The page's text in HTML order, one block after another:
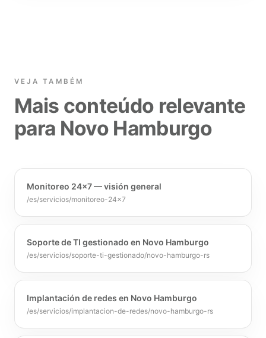
VEJA TAMBÉM
Mais conteúdo relevante
para Novo Hamburgo
Monitoreo 24x7 — visión general
/es/servicios/monitoreo-24x7
Soporte de TI gestionado en Novo Hamburgo
/es/servicios/soporte-ti-gestionado/novo-hamburgo-rs
Implantación de redes en Novo Hamburgo
/es/servicios/implantacion-de-redes/novo-hamburgo-rs